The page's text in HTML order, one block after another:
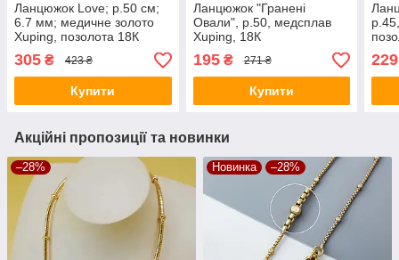
Ланцюжок Love; р.50 см;
6.7 мм; медичне золото
Xuping, позолота 18К
305 ₴ 423 ₴
Купити
Ланцюжок "Гранені
Овали", р.50, медсплав
Xuping, 18К
195₴ 271 ₴
Купити
229
Акційні пропозиції та новинки
–28% Новинка –28%